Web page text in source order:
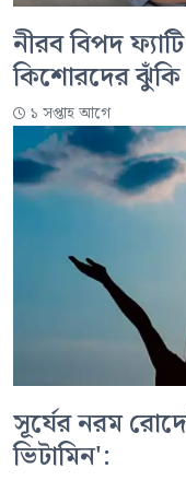
নীরব বিপদ
কিশোরদের ঝুঁকি
১ সপ্তাহ আগে
সূর্যের নরম
ভিটামিন':